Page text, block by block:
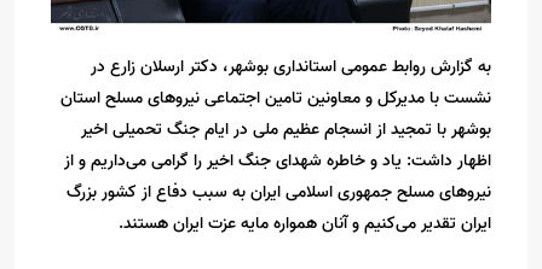
به گزارش روابط عمومی استانداری بوشهر، دکتر ارسلان زارع در
نشست با مدیرکل و معاونین تامین اجتماعی نیروهای مسلح استان
بوشهر با تمجید از انسجام عظیم ملی در ایام جنگ تحمیلی اخیر
اظهار داشت: یاد و خاطره شهدای جنگ اخیر را گرامی می‌داریم و از
نیروهای مسلح جمهوری اسلامی ایران به سبب دفاع از کشور بزرگ
ایران تقدیر می‌کنیم و آنان همواره مایه عزت ایران هستند.